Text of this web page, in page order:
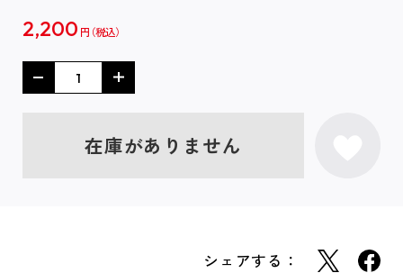
2,200 円
在庫がありません
シェアする：